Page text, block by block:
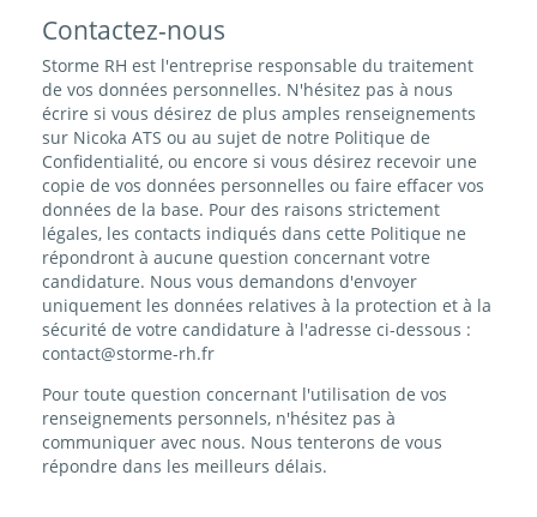
Contactez-nous
Storme RH est l'entreprise responsable du traitement
de vos données personnelles. N'hésitez pas à nous
écrire si vous désirez de plus amples renseignements
sur Nicoka ATS ou au sujet de notre Politique de
Confidentialité, ou encore si vous désirez recevoir une
copie de vos données personnelles ou faire effacer vos
données de la base. Pour des raisons strictement
légales, les contacts indiqués dans cette Politique ne
répondront à aucune question concernant votre
candidature. Nous vous demandons d'envoyer
uniquement les données relatives à la protection et à la
sécurité de votre candidature à l'adresse ci-dessous :
contact@storme-rh.fr
Pour toute question concernant l'utilisation de vos
renseignements personnels, n'hésitez pas à
communiquer avec nous. Nous tenterons de vous
répondre dans les meilleurs délais.